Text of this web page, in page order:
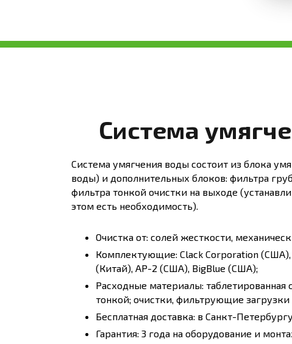
Система
Система умягчения воды состоит из блока
воды) и дополнительных блоков: фильтра
фильтра тонкой очистки на выходе
этом есть необходимость).
Очистка от: солей жесткости,
Комплектующие: Clack Corporation (США),
(Китай), AP-2 (США), BigBlue (США);
Расходные материалы: таблетированная
тонкой; очистки, фильтрующие
Бесплатная доставка: в Санкт-
Гарантия: 3 года на оборудование и